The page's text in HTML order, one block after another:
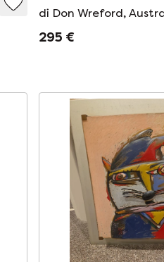
di Don Wreford,
295 €